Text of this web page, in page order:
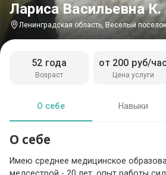
Лариса Васильевна К.
Ленинградская область, Веселый поселок
Возраст
52 года
Цена услуги
от 200 руб/
О себе Навыки
О себе
Имею среднее медицинское